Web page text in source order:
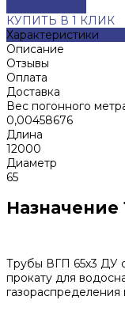
КУПИТЬ В 1 КЛИК
Характеристики
Описание
Отзывы
Оплата
Доставка
Вес погонного
0,00458676
Длина
12000
Диаметр
65
Трубы ВГП 65х3 ДУ
прокату для
газораспределения